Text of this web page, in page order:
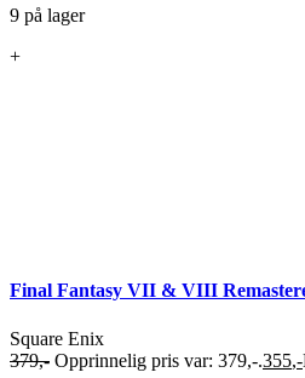
9 på lager
+
Final Fantasy VII & VIII
Square Enix
379,- Opprinnelig pris var: 379,-.355,-